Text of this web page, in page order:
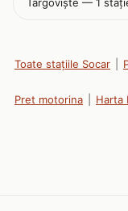
Toate stațiile Socar
Pret motorina Harta